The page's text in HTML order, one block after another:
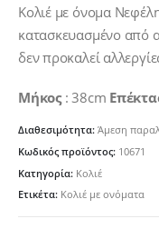
was:
9.50€.
τιμή
είναι:
7.60€.
Κολιέ με όνομα
κατασκευασμένο από
δεν προκαλεί
Μήκος: 38cm
Διαθεσιμότητα: Άμεση
Κωδικός προϊόντος: 10671
Κατηγορία: Κολιέ
Ετικέτα: Κολιέ με ονόματα